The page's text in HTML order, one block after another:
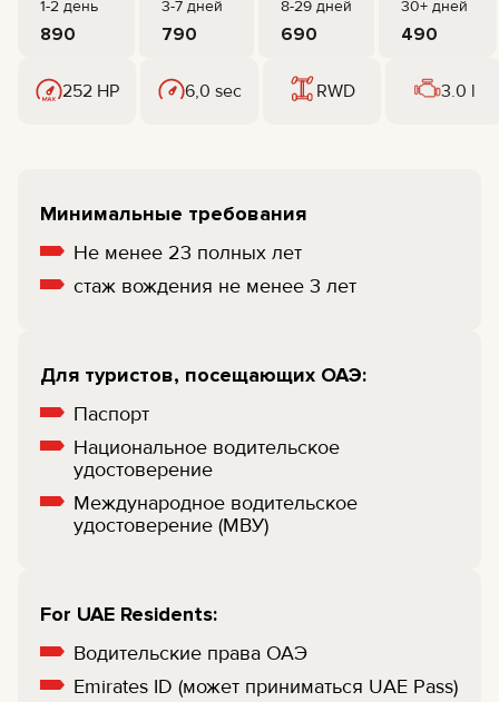
1-2 день 3-7 дней 8-29 дней 30+ дней
890 790 690 490
252 HP 6,0 sec RWD 3.0 l
Минимальные требования
Не менее 23 полных лет
cтаж вождения не менее 3 лет
Для туристов, посещающих ОАЭ:
Паспорт
Национальное водительское
удостоверение
Международное водительское
удостоверение (МВУ)
For UAE Residents:
Водительские права ОАЭ
Emirates ID (может приниматься UAE Pass)